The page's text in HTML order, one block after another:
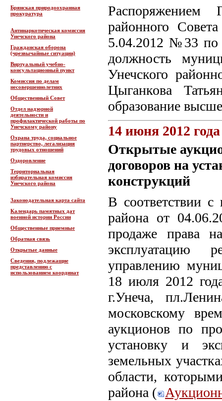
Брянская природоохранная
прокуратура
Антинаркотическая комиссия
Унечского района
Гражданская оборона
(чрезвычайные ситуации)
Виртуальный учебно-
консультационный пункт
Комиссия по делам
несовершеннолетних
Общественный Совет
Отдел надзорной
деятельности и
профилактической работы по
Унечскому району
Охрана труда, социальное
партнерство, легализация
трудовых отношений
Оздоровление
Территориальная
избирательная комиссия
Унечского района
Законодательная карта сайта
Календарь памятных дат
военной истории России
Общественные приемные
Обратная связь
Открытые данные
Сведения, подлежащие
представлению с
использованием координат
Распоряжением
районного
5.04.2012 №33 по
должность
Унечского
Цыганкова
образование
14 июня 2012 года
Открытые
договоров на
конструкций
В соответствии с
района от
продаже права
эксплуатацию
управлению
18 июля 2012
г.Унеча,
московскому
аукционов по
установку и
земельных
области,
района (